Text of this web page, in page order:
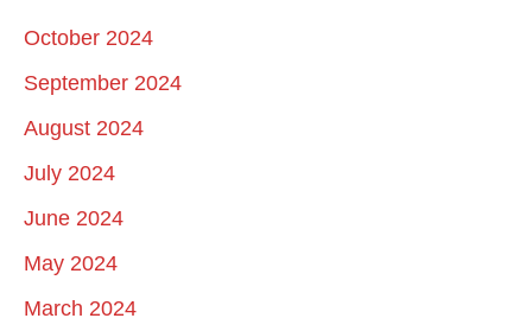
October 2024
September 2024
August 2024
July 2024
June 2024
May 2024
March 2024